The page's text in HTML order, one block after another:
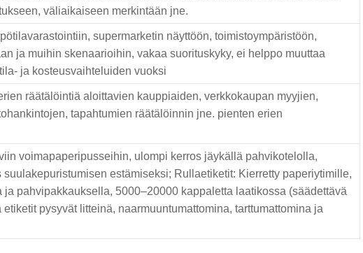
väliaikaiseen merkintään jne.
supermarketin näyttöön, toimistoympäristöön,
ja muihin skenaarioihin, vakaa suorituskyky, ei helppo muuttaa
ja kosteusvaihteluiden vuoksi
räätälöintiä aloittavien kauppiaiden, verkkokaupan myyjien,
tapahtumien räätälöinnin jne. pienten erien
voimapaperipusseihin, ulompi kerros jäykällä pahvikotelolla,
estämiseksi; Rullaetiketit: Kierretty paperiytimille,
pahvipakkauksella, 5000–20000 kappaletta laatikossa (säädettävä
pysyvät litteinä, naarmuuntumattomina, tarttumattomina ja